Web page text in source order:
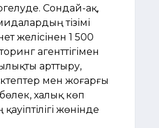
Сондай-ақ,
тізімі
желісінен 1 500
агенттігімен
арттыру,
мен жоғарғы
халық көп
жөнінде